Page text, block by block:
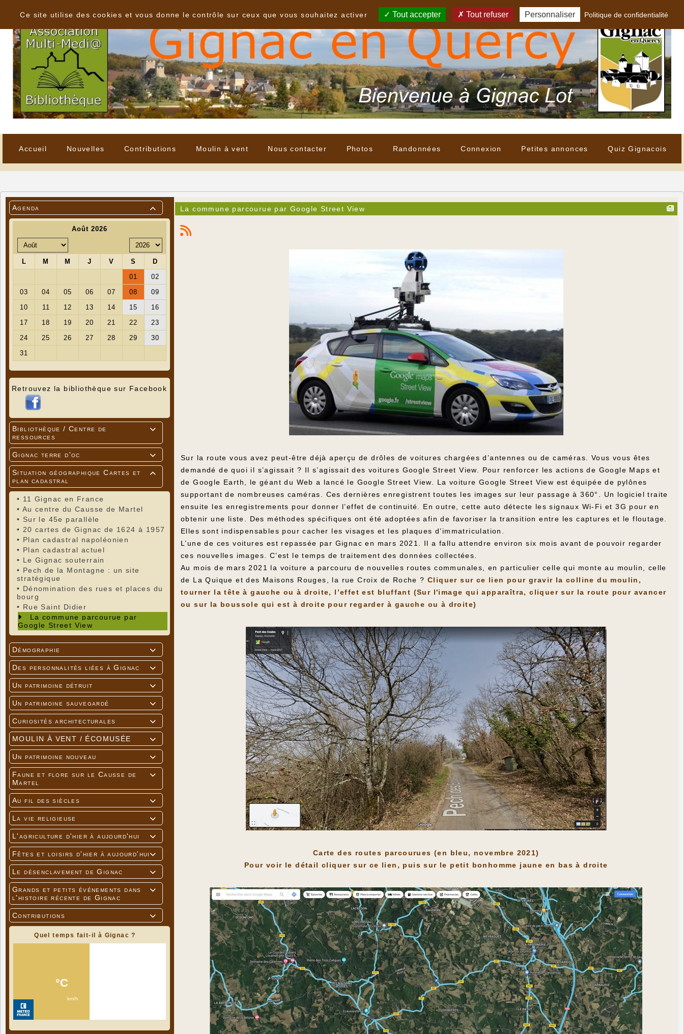
Accueil Nouvelles Contributions Moulin à vent Nous contacter Photos Randonnées Connexion Petites annonces Quiz Gignacois

Agenda
Retrouvez la bibliothèque sur Facebook

Bibliothèque / Centre de
ressources

Gignac terre d'oc

Situation géographique Cartes et
plan cadastral
• 11 Gignac en France
• Au centre du Causse de Martel
• Sur le 45e parallèle
• 20 cartes de Gignac de 1624 à 1957
• Plan cadastral napoléonien
• Plan cadastral actuel
• Le Gignac souterrain
• Pech de la Montagne : un site
stratégique
• Dénomination des rues et places du
bourg
• Rue Saint Didier
La commune parcourue par
Google Street View

Démographie

Des personnalités liées à Gignac

Un patrimoine détruit

Un patrimoine sauvegardé

Curiosités architecturales

MOULIN À VENT / ÉCOMUSÉE

Un patrimoine nouveau

Faune et flore sur le Causse de
Martel

Au fil des siècles

La vie religieuse

L'agriculture d'hier à aujourd'hui

Fêtes et loisirs d'hier à aujourd'hui

Le désenclavement de Gignac

Grands et petits événements dans
l'histoire récente de Gignac

Contributions
Quel temps fait-il à Gignac ?
La commune parcourue par Google Street View
Sur la route vous avez peut-être déjà aperçu de drôles de voitures chargées d’antennes ou de caméras. Vous vous êtes
demandé de quoi il s’agissait ? Il s’agissait des voitures Google Street View. Pour renforcer les actions de Google Maps et
de Google Earth, le géant du Web a lancé le Google Street View. La voiture Google Street View est équipée de pylônes
supportant de nombreuses caméras. Ces dernières enregistrent toutes les images sur leur passage à 360°. Un logiciel traite
ensuite les enregistrements pour donner l’effet de continuité. En outre, cette auto détecte les signaux Wi-Fi et 3G pour en
obtenir une liste. Des méthodes spécifiques ont été adoptées afin de favoriser la transition entre les captures et le floutage.
Elles sont indispensables pour cacher les visages et les plaques d’immatriculation.
L’une de ces voitures est repassée par Gignac en mars 2021. Il a fallu attendre environ six mois avant de pouvoir regarder
ces nouvelles images. C’est le temps de traitement des données collectées.
Au mois de mars 2021 la voiture a parcouru de nouvelles routes communales, en particulier celle qui monte au moulin, celle
de La Quique et des Maisons Rouges, la rue Croix de Roche ? Cliquer sur ce lien pour gravir la colline du moulin,
tourner la tête à gauche ou à droite, l’effet est bluffant (Sur l'image qui apparaîtra, cliquer sur la route pour avancer
ou sur la boussole qui est à droite pour regarder à gauche ou à droite)
Carte des routes parcourues (en bleu, novembre 2021)
Pour voir le détail cliquer sur ce lien, puis sur le petit bonhomme jaune en bas à droite
Ce site utilise des cookies et vous donne le contrôle sur ceux que vous souhaitez activer
Tout accepter Tout refuser Personnaliser Politique de confidentialité